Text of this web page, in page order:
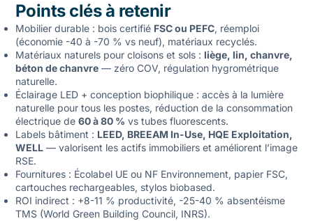
Points clés à retenir
Mobilier durable : bois certifié FSC ou PEFC, réemploi
(économie -40 à -70 % vs neuf), matériaux recyclés.
Matériaux naturels pour cloisons et sols : liège, lin, chanvre,
béton de chanvre— zéro COV, régulation hygrométrique
naturelle.
Éclairage LED + conception biophilique : accès à la lumière
naturelle pour tous les postes, réduction de la consommation
électrique de 60 à 80 % vs tubes fluorescents.
Labels bâtiment : LEED, BREEAM In-Use, HQE Exploitation,
WELL— valorisent les actifs immobiliers et améliorent l’image
RSE.
Fournitures : Écolabel UE ou NF Environnement, papier FSC,
cartouches rechargeables, stylos biobased.
ROI indirect : +8-11 % productivité, -25-40 % absentéisme
TMS (World Green Building Council, INRS).